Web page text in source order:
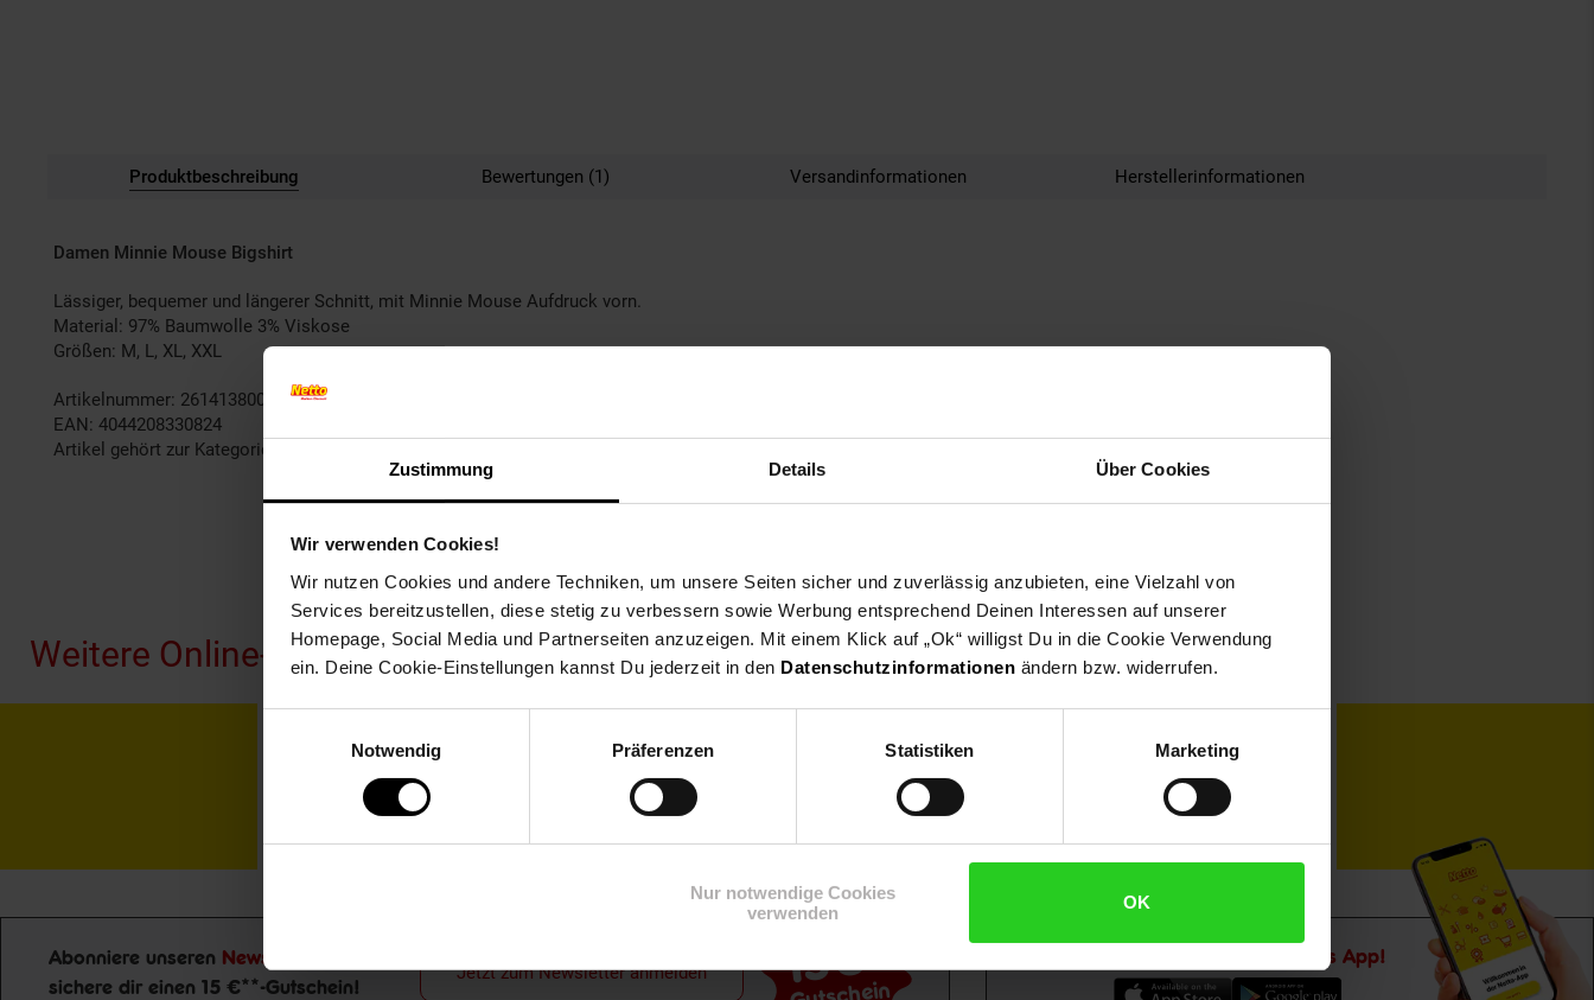
Zustimmung Details Über Cookies
Wir verwenden Cookies!
Wir nutzen Cookies und andere Techniken, um unsere Seiten sicher und zuverlässig anzubieten, eine Vielzahl von
Services bereitzustellen, diese stetig zu verbessern sowie Werbung entsprechend Deinen Interessen auf unserer
Homepage, Social Media und Partnerseiten anzuzeigen. Mit einem Klick auf „Ok“ willigst Du in die Cookie Verwendung
ein. Deine Cookie-Einstellungen kannst Du jederzeit in den Datenschutzinformationen ändern bzw. widerrufen.
Notwendig
Präferenzen Statistiken Marketing
Nur notwendige Cookies
verwenden
OK
Produktbeschreibung Bewertungen (1) Versandinformationen Herstellerinformationen
Damen Minnie Mouse Bigshirt
Lässiger, bequemer und längerer Schnitt, mit Minnie Mouse Aufdruck vorn.
Material: 97% Baumwolle 3% Viskose
Größen: M, L, XL, XXL
Artikelnummer: 2614138000
EAN: 4044208330824
Artikel gehört zur Kategorie:
Weitere Online-Angebote
Newsletter Anmeldung
Abonniere unseren Newsletter
sichere dir einen 15 €**-Gutschein!
15€
Jetzt zum Newsletter anmelden
Netto plus App!